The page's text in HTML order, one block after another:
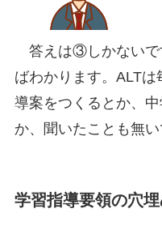
答えは③しかないで
ばわかります。ALT
導案をつくるとか、
か、聞いたことも無い
学習指導要領の穴